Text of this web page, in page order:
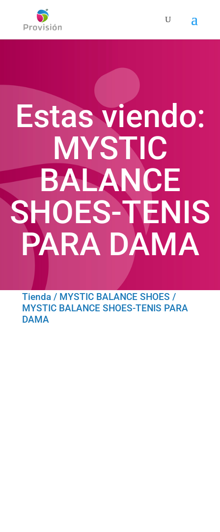
Estas viendo:
MYSTIC
BALANCE
SHOES-TENIS
PARA DAMA
Tienda/ MYSTIC BALANCE SHOES /
MYSTIC BALANCE SHOES-TENIS PARA
DAMA